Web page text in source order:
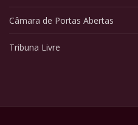
Câmara de Portas Abertas
Tribuna Livre